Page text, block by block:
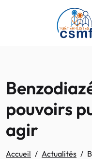
Passer au contenu principal
pouvoirs
agir
Accueil Actualités